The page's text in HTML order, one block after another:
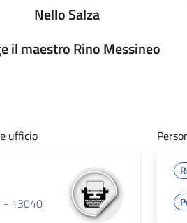
Nello Salza
il maestro Rino Messineo
ufficio
- 13040